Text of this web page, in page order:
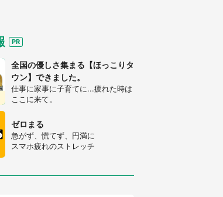
全国の優しさ集まる【ほっこりタ
ウン】できました。
仕事に家事に子育てに...疲れた時は
ここに来て。
ゼロまる
急がず、慌てず、円満に
スマホ疲れのストレッチ